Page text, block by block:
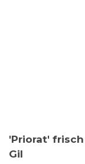
Anfang
der
'Priorat'
Gil